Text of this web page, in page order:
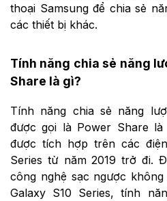
thoại Samsung để chia sẻ
các thiết bị khác.
Tính năng chia sẻ năng
Share là gì?
Tính năng chia sẻ năng
được gọi là Power Share
được tích hợp trên các
Series từ năm 2019 trở đi.
công nghệ sạc ngược
Galaxy S10 Series, tính